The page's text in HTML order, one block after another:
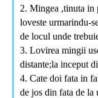
2. Mingea ,tinuta in
loveste urmarindu-
de locul unde
3. Lovirea mingii
distante;la inceput
4. Cate doi fata in
de jos din fata de la